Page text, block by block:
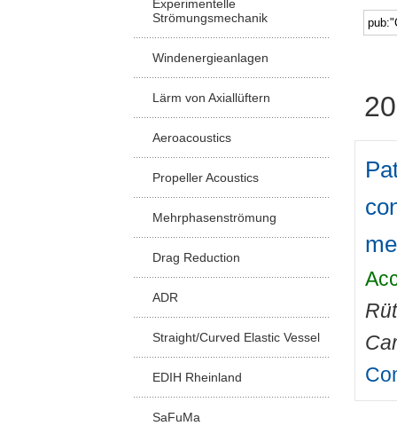
Experimentelle
Strömungsmechanik
Windenergieanlagen
Lärm von Axiallüftern
Aeroacoustics
Propeller Acoustics
Mehrphasenströmung
Drag Reduction
ADR
Straight/Curved Elastic Vessel
EDIH Rheinland
SaFuMa